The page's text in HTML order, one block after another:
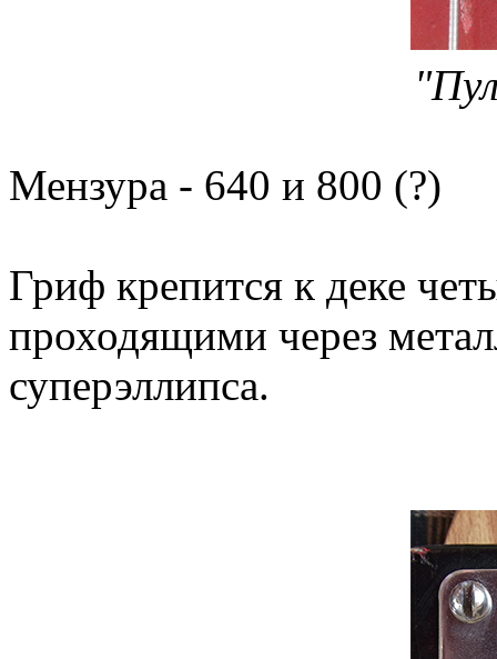
Мензура - 640 и 800 (?)
Гриф крепится к деке
проходящими через
суперэллипса.